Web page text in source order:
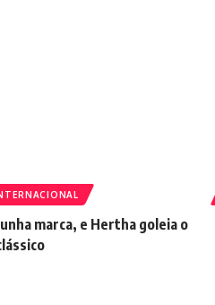
marca, e Hertha goleia o